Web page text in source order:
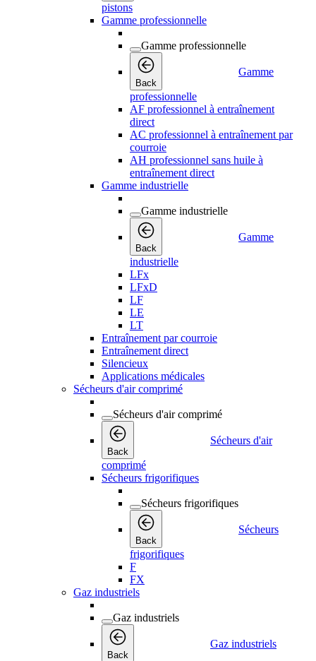
pistons
Gamme professionnelle
Gamme professionnelle
Back
Gamme
professionnelle
AF professionnel à entraînement
direct
AC professionnel à entraînement par
courroie
AH professionnel sans huile à
entraînement direct
Gamme industrielle
Gamme industrielle
Back
Gamme
industrielle
LFx
LFxD
LF
LE
LT
Entraînement par courroie
Entraînement direct
Silencieux
Applications médicales
Sécheurs d'air comprimé
Sécheurs d'air comprimé
Back
Sécheurs d'air
comprimé
Sécheurs frigorifiques
Sécheurs frigorifiques
Back
Sécheurs
frigorifiques
F
FX
Gaz industriels
Gaz industriels
Back
Gaz industriels